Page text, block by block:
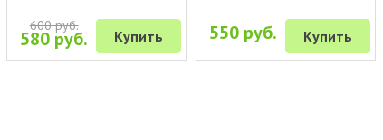
600 руб.
580 руб. Купить 550 руб. Купить